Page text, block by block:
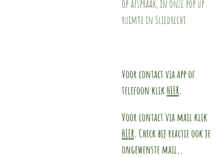
op afspraak, in onze pop up
ruimte in Sliedrecht.
Voor contact via app of
telefoon klik HIER.
Voor contact via mail klik
HIER. Check bij reactie ook je
ongewenste mail..